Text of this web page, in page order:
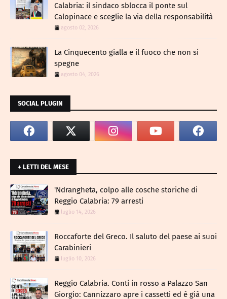
Calabria: il sindaco sblocca il ponte sul
Calopinace e sceglie la via della responsabilità
agosto 02, 2026
La Cinquecento gialla e il fuoco che non si
spegne
agosto 04, 2026
SOCIAL PLUGIN
+ LETTI DEL MESE
​'Ndrangheta, colpo alle cosche storiche di
Reggio Calabria: 79 arresti
luglio 14, 2026
Roccaforte del Greco. Il saluto del paese ai suoi
Carabinieri
luglio 10, 2026
Reggio Calabria. Conti in rosso a Palazzo San
Giorgio: Cannizzaro apre i cassetti ed è già una